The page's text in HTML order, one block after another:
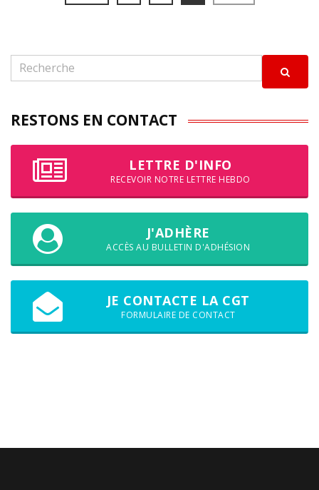
RESTONS EN CONTACT
LETTRE D'INFO
RECEVOIR NOTRE LETTRE HEBDO
J'ADHÈRE
ACCÈS AU BULLETIN D'ADHÉSION
JE CONTACTE LA CGT
FORMULAIRE DE CONTACT